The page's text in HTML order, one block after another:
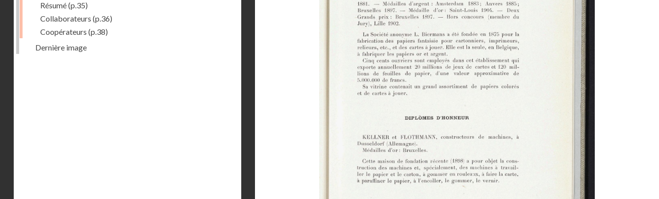
Résumé(p.35)
Collaborateurs (p.36)
Coopérateurs (p.38)
Dernière image